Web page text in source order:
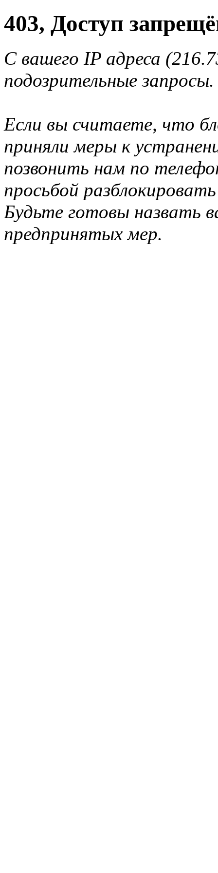
403, Доступ
С вашего IP адреса
подозрительные запросы.
Если вы считаете, что
приняли меры к
позвонить нам по
просьбой
Будьте готовы назвать
предпринятых мер.